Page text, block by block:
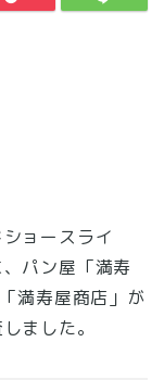
ョースライ
パン屋「満寿
満寿屋商店」が
ました。